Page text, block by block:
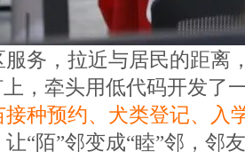
服务，拉近与居民的距离
上，牵头用低代码开发了
种预约、犬类登记、入
“陌”邻变成“睦”邻，邻